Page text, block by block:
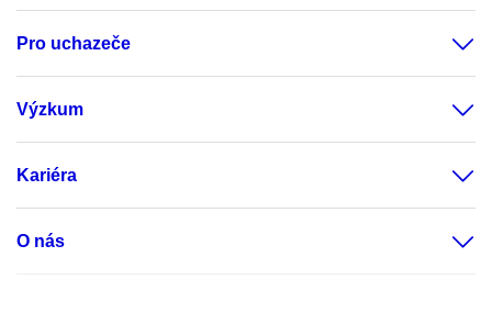
Pro uchazeče
Výzkum
Kariéra
O nás